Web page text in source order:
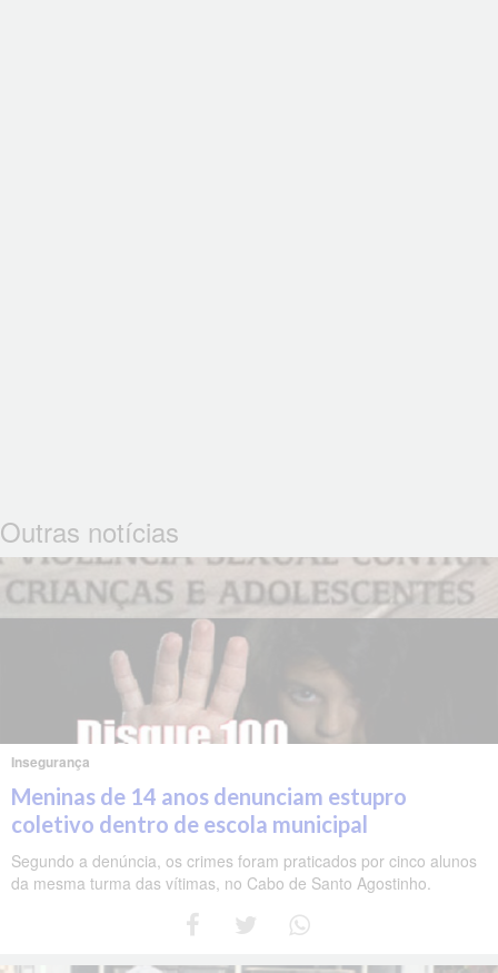
Outras notícias
Insegurança
Meninas de 14 anos denunciam estupro
coletivo dentro de escola municipal
Segundo a denúncia, os crimes foram praticados por cinco alunos
da mesma turma das vítimas, no Cabo de Santo Agostinho.